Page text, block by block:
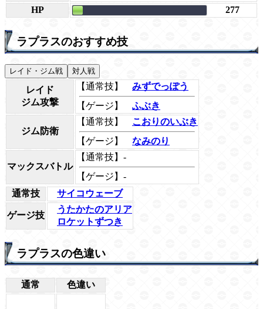
HP
277
ラプラスのおすすめ技
レイド・ジム戦 対人戦
レイド
ジム攻撃
【通常技】
みずでっぽう
【ゲージ】
ふぶき
ジム防衛
【通常技】
こおりのいぶき
【ゲージ】
なみのり
マックスバトル
【通常技】-
【ゲージ】-
通常技
サイコウェーブ
ゲージ技
うたかたのアリア
ロケットずつき
ラプラスの色違い
通常 色違い